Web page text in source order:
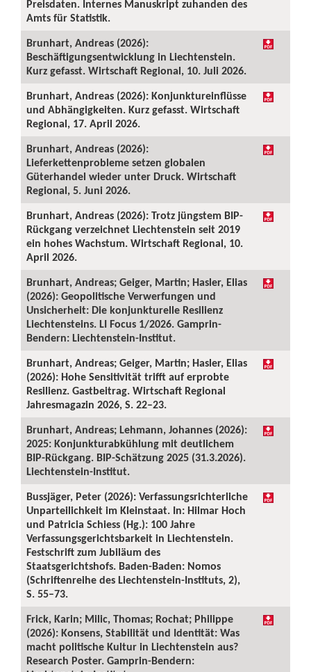
Preisdaten. Internes Manuskript zuhanden des
Amts für Statistik.
Brunhart, Andreas (2026):
Beschäftigungsentwicklung in Liechtenstein.
Kurz gefasst. Wirtschaft Regional, 10. Juli 2026.
Brunhart, Andreas (2026): Konjunktureinflüsse
und Abhängigkeiten. Kurz gefasst. Wirtschaft
Regional, 17. April 2026.
Brunhart, Andreas (2026):
Lieferkettenprobleme setzen globalen
Güterhandel wieder unter Druck. Wirtschaft
Regional, 5. Juni 2026.
Brunhart, Andreas (2026): Trotz jüngstem BIP-
Rückgang verzeichnet Liechtenstein seit 2019
ein hohes Wachstum. Wirtschaft Regional, 10.
April 2026.
Brunhart, Andreas; Geiger, Martin; Hasler, Elias
(2026): Geopolitische Verwerfungen und
Unsicherheit: Die konjunkturelle Resilienz
Liechtensteins. LI Focus 1/2026. Gamprin-
Bendern: Liechtenstein-Institut.
Brunhart, Andreas; Geiger, Martin; Hasler, Elias
(2026): Hohe Sensitivität trifft auf erprobte
Resilienz. Gastbeitrag. Wirtschaft Regional
Jahresmagazin 2026, S. 22–23.
Brunhart, Andreas; Lehmann, Johannes (2026):
2025: Konjunkturabkühlung mit deutlichem
BIP-Rückgang. BIP-Schätzung 2025 (31.3.2026).
Liechtenstein-Institut.
Bussjäger, Peter (2026): Verfassungsrichterliche
Unparteilichkeit im Kleinstaat. In: Hilmar Hoch
und Patricia Schiess (Hg.): 100 Jahre
Verfassungsgerichtsbarkeit in Liechtenstein.
Festschrift zum Jubiläum des
Staatsgerichtshofs. Baden-Baden: Nomos
(Schriftenreihe des Liechtenstein-Instituts, 2),
S. 55–73.
Frick, Karin; Milic, Thomas; Rochat; Philippe
(2026): Konsens, Stabilität und Identität: Was
macht politische Kultur in Liechtenstein aus?
Research Poster. Gamprin-Bendern: